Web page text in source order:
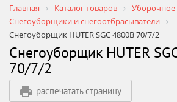
Главная Каталог товаров
Уборочное
Снегоуборщики и снегоотбрасыватели
Снегоуборщик HUTER SGC 4800B 70/7/2
Снегоуборщик HUTER
70/7/2
распечатать страницу